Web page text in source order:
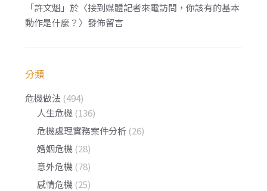
「許文魁」於〈接到媒體記者來電訪問，你該有的基本
動作是什麼？ 〉發佈留言
分類
危機做法 (494)
人生危機 (136)
危機處理實務案件分析 (26)
婚姻危機 (28)
意外危機 (78)
感情危機 (25)